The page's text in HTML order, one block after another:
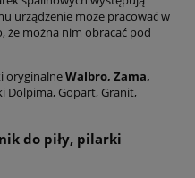
urządzenie może pracować w
że można nim obracać pod
oryginalneWalbro, Zama,
Dolpima, Gopart, Granit,
do piły, pilarki